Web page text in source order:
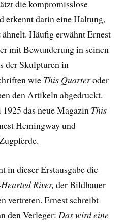
die kompromisslose
erkennt darin eine Haltung,
Häufig erwähnt Ernest
mit Bewunderung in seinen
der Skulpturen in
wie This Quarteroder
den Artikeln abgedruckt.
das neue Magazin This
Hemingway und
in dieser Erstausgabe die
River,der Bildhauer
vertreten. Ernest schreibt
den Verleger:Das wird eine